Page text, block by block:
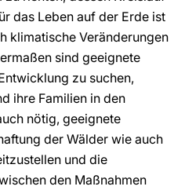
das Leben auf der Erde ist
klimatische Veränderungen
sind geeignete
zu suchen,
ihre Familien in den
nötig, geeignete
der Wälder wie auch
und die
den Maßnahmen